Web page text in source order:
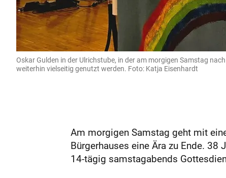
Oskar Gulden in der Ulrichstube, in der am morgigen Samstag
weiterhin vielseitig genutzt werden. Foto: Katja Eisenhardt
Am morgigen Samstag geht mit
Bürgerhauses eine Ära zu Ende.
14-tägig samstagabends